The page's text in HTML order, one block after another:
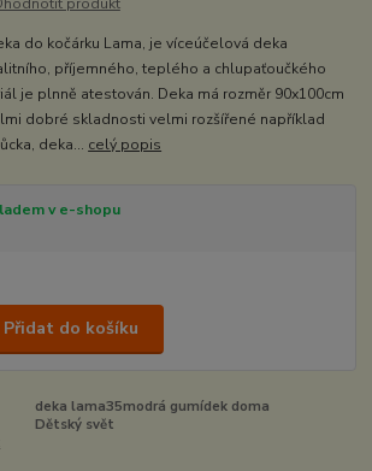
produkt
do kočárku Lama, je víceúčelová deka
příjemného, teplého a chlupaťoučkého
je plnně atestován. Deka má rozměr 90x100cm
dobré skladnosti velmi rozšířené například
deka... celý popis
v e-shopu
Přidat do košíku
deka lama35modrá gumídek doma
Dětský svět